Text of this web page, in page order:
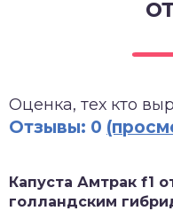
Оценка, тех кто
Отзывы: 0
Капуста Амтрак f1
голландским